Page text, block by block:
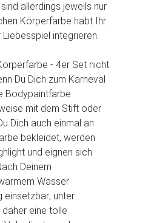
allerdings jeweils nur
Körperfarbe habt Ihr
integrieren.
- 4er Set nicht
Du Dich zum Karneval
Bodypaintfarbe
mit dem Stift oder
Dich auch einmal an
bekleidet, werden
und eignen sich
Deinem
Wasser
einsetzbar; unter
eine tolle